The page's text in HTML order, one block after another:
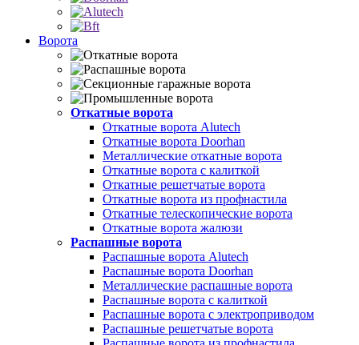
Ворота
Откатные ворота
Откатные ворота Alutech
Откатные ворота Doorhan
Металлические откатные ворота
Откатные ворота с калиткой
Откатные решетчатые ворота
Откатные ворота из профнастила
Откатные телескопические ворота
Откатные ворота жалюзи
Распашные ворота
Распашные ворота Alutech
Распашные ворота Doorhan
Металлические распашные ворота
Распашные ворота с калиткой
Распашные ворота с электроприводом
Распашные решетчатые ворота